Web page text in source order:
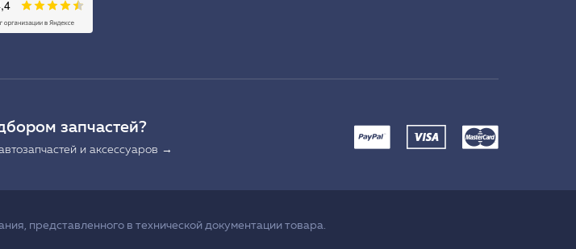
запчастей?
и аксессуаров →
представленного в технической документации товара.